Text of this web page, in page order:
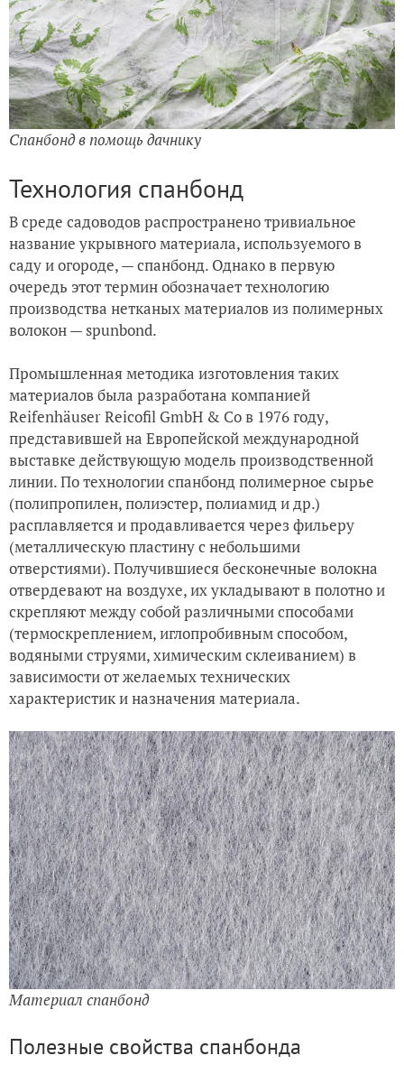
Спанбонд в помощь дачнику
Технология спанбонд
В среде садоводов распространено тривиальное
название укрывного материала, используемого в
саду и огороде, — спанбонд. Однако в первую
очередь этот термин обозначает технологию
производства нетканых материалов из полимерных
волокон — spunbond.
Промышленная методика изготовления таких
материалов была разработана компанией
Reifenhäuser Reicofil GmbH & Co в 1976 году,
представившей на Европейской международной
выставке действующую модель производственной
линии. По технологии спанбонд полимерное сырье
(полипропилен, полиэстер, полиамид и др.)
расплавляется и продавливается через фильеру
(металлическую пластину с небольшими
отверстиями). Получившиеся бесконечные волокна
отвердевают на воздухе, их укладывают в полотно и
скрепляют между собой различными способами
(термоскреплением, иглопробивным способом,
водяными струями, химическим склеиванием) в
зависимости от желаемых технических
характеристик и назначения материала.
Материал спанбонд
Полезные свойства спанбонда